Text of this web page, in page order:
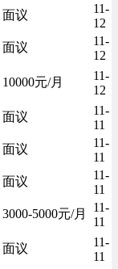
面议
11-
12
面议
11-
12
10000元/月
11-
12
面议
11-
11
面议
11-
11
面议
11-
11
3000-5000元/月
11-
11
面议
11-
11